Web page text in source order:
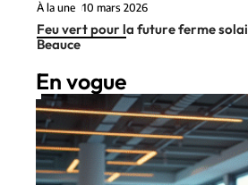
À la une 10 mars 2026
Feu vert pour la future ferme
Beauce
En vogue